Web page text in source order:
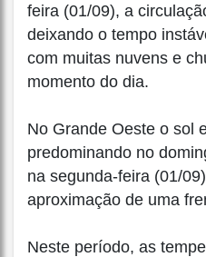
feira (01/09), a
deixando o tempo
com muitas nuvens e
momento do dia.
No Grande Oeste o sol
predominando no
na segunda-feira (01/
aproximação de uma
Neste período, as